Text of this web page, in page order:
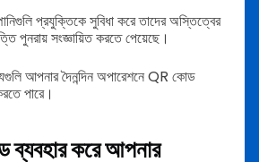
প্রযুক্তিকে সুবিধা করে তাদের অস্তিত্বের
পুনরায় সংজ্ঞায়িত করতে পেয়েছে।
আপনার দৈনন্দিন অপারেশনে QR কোড
পারে।
করে আপনার